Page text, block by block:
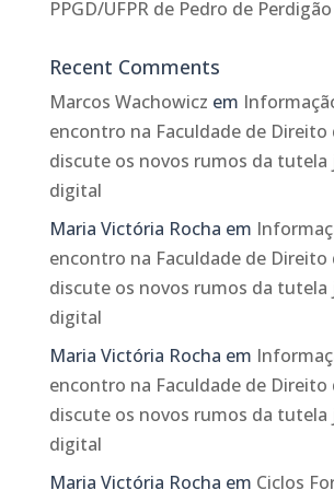
PPGD/UFPR de Pedro de
Recent Comments
Marcos Wachowicz em
encontro na Faculdade de Direito
discute os novos rumos da tutela
digital
Maria Victória Rocha em
encontro na Faculdade de Direito
discute os novos rumos da tutela
digital
Maria Victória Rocha em
encontro na Faculdade de Direito
discute os novos rumos da tutela
digital
Maria Victória Rocha em Ciclos